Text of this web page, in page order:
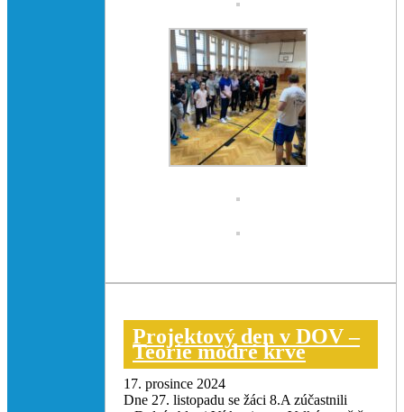
Projektový den v DOV –
Teorie modré krve
17. prosince 2024
Dne 27. listopadu se žáci 8.A zúčastnili